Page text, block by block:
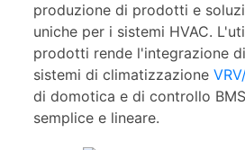
produzione di prodotti e
uniche per i sistemi HVAC.
prodotti rende l'integrazione
sistemi di climatizzazione
di domotica e di controllo
semplice e lineare.